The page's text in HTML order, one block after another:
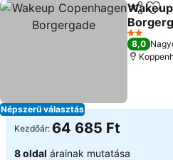
Népszerű választás
2 Kategória
8,0
Kezdőár: 64 685 Ft
8 oldal árainak mutatása